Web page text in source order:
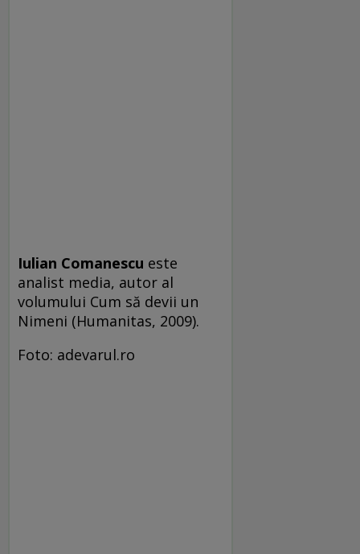
Iulian Comanescu este
analist media, autor al
volumului Cum să devii un
Nimeni (Humanitas, 2009).
Foto: adevarul.ro